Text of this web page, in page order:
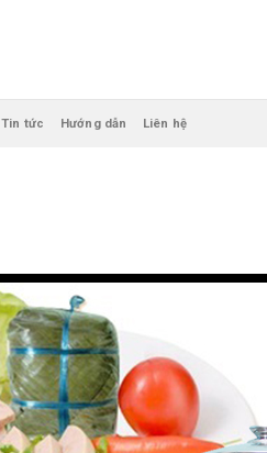
Tin tức Hướng dẫn Liên hệ